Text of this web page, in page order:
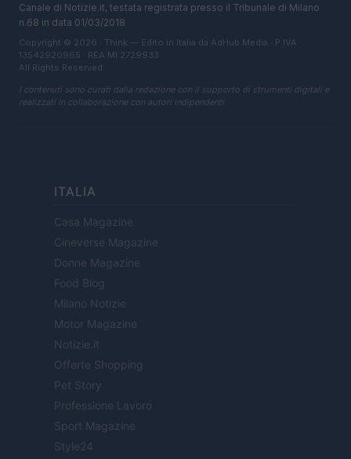
Canale di Notizie.it, testata registrata presso il Tribunale di Milano
n.68 in data 01/03/2018
Copyright © 2026 · Think — Edito in Italia da AdHub Media · P.IVA
13542920965 · REA MI 2729933
All Rights Reserved
I contenuti sono curati dalla redazione con il supporto di strumenti digitali e
realizzati in collaborazione con autori indipendenti.
ITALIA
Casa Magazine
Cineverse Magazine
Donne Magazine
Food Blog
Milano Notizie
Motor Magazine
Notizie.it
Offerte Shopping
Pet Story
Professione Lavoro
Sport Magazine
Style24